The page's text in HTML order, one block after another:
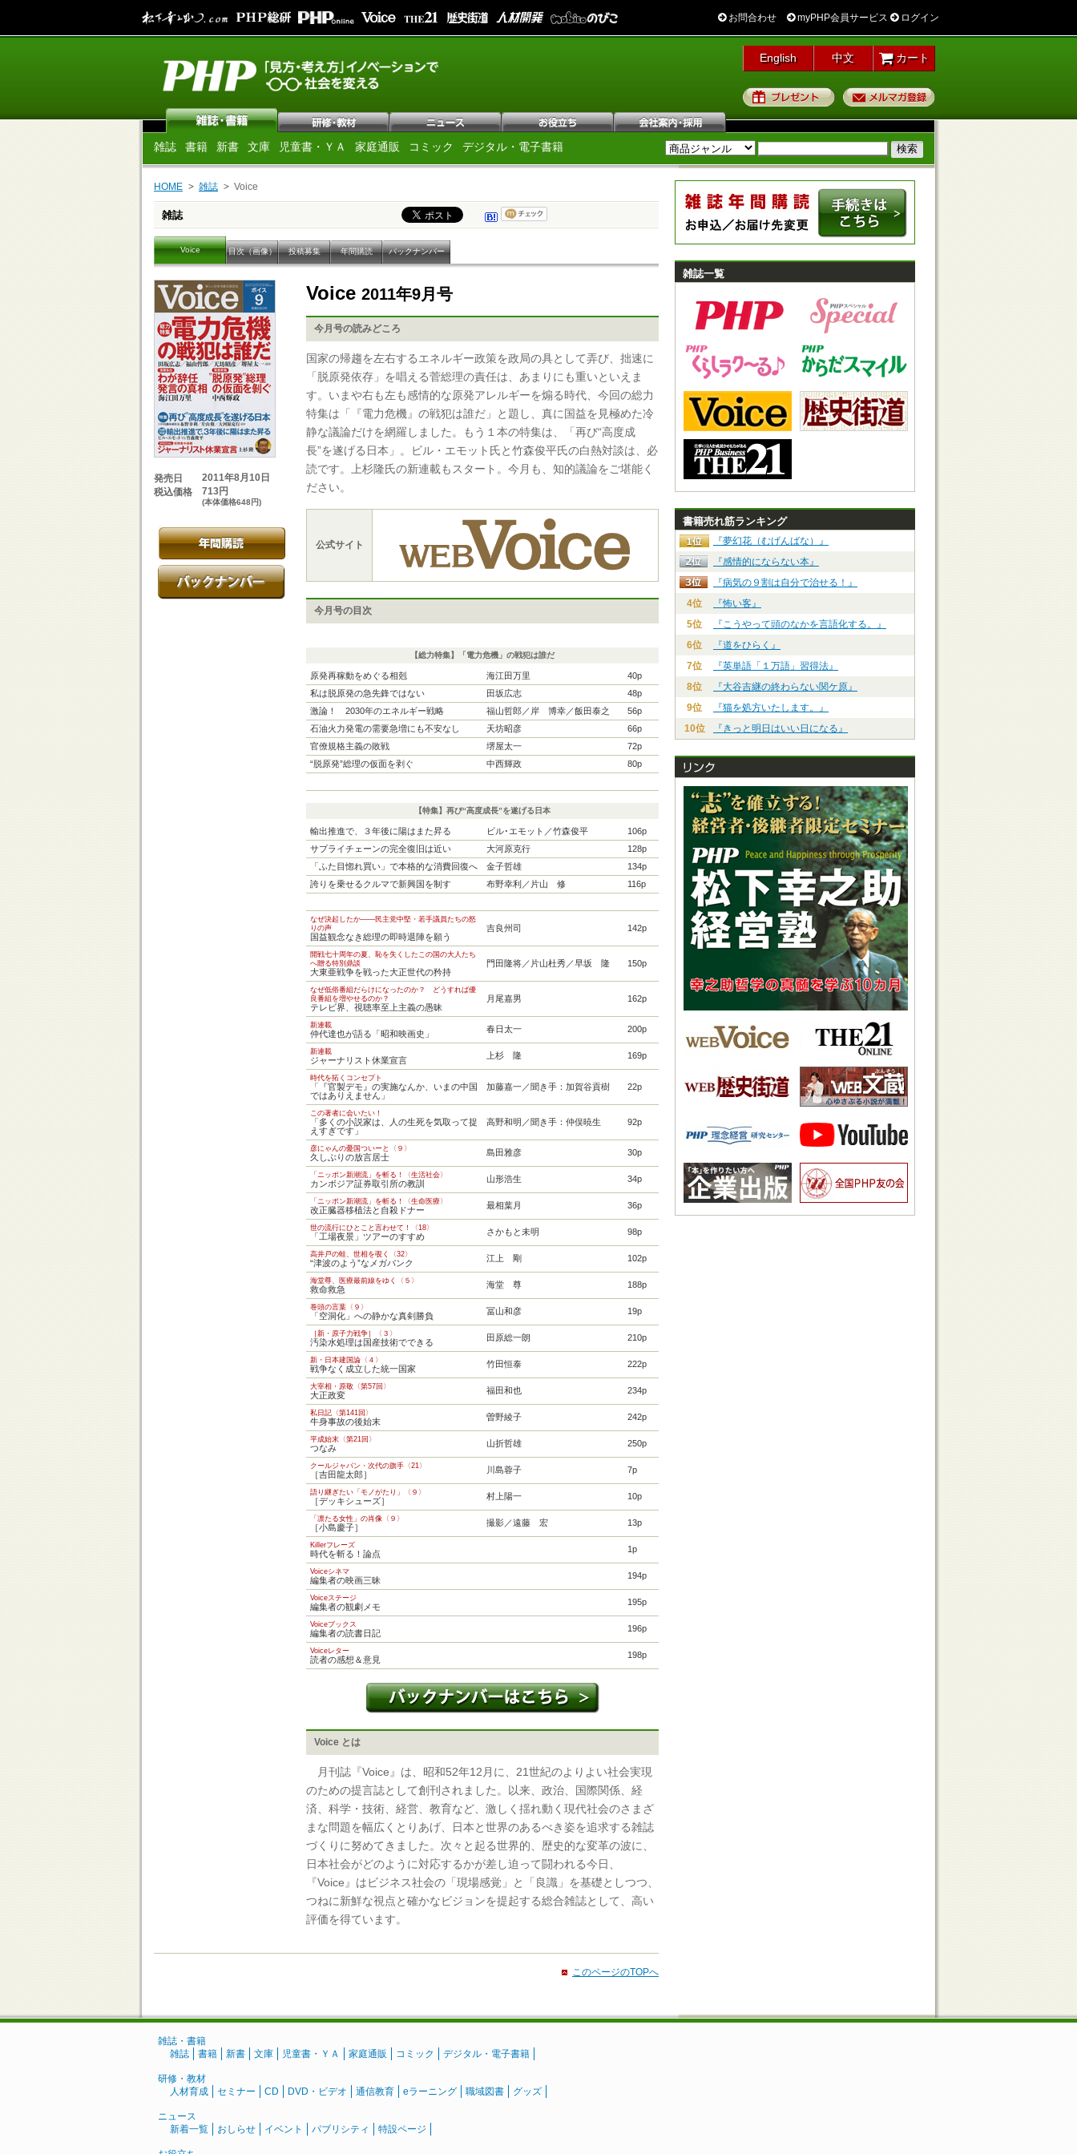
お問合わせ myPHP会員サービス ログイン
English 中文 カート
プレゼント
雑誌 書籍 新書 文庫 児童書・ＹＡ 家庭通販 コミック デジタル・電子書籍
HOME 雑誌 Voice
雑誌
Voice 目次（画像） 投稿募集 年間購読 バックナンバー
発売日
2011年8月10日
税込価格
713円
(本体価格648円)
Voice 2011年9月号
今月号の読みどころ
国家の帰趨を左右するエネルギー政策を政局の具として弄び、拙速に
「脱原発依存」を唱える菅総理の責任は、あまりにも重いといえま
す。いまや右も左も感情的な原発アレルギーを煽る時代、今回の総力
特集は「『電力危機』の戦犯は誰だ」と題し、真に国益を見極めた冷
静な議論だけを網羅しました。もう１本の特集は、「再び“高度成
長”を遂げる日本」。ビル・エモット氏と竹森俊平氏の白熱対談は、必
読です。上杉隆氏の新連載もスタート。今月も、知的議論をご堪能く
ださい。
公式サイト
今月号の目次
【総力特集】「電力危機」の戦犯は誰だ
原発再稼動をめぐる相剋 海江田万里
40p
私は脱原発の急先鋒ではない
田坂広志
48p
激論！ 2030年のエネルギー戦略
福山哲郎／岸 博幸／飯田泰之
56p
石油火力発電の需要急増にも不安なし
天坊昭彦
66p
官僚規格主義の敗戦
堺屋太一
72p
“脱原発”総理の仮面を剥ぐ
中西輝政 80p
【特集】再び“高度成長”を遂げる日本
輸出推進で、３年後に陽はまた昇る ビル･エモット／竹森俊平
106p
サプライチェーンの完全復旧は近い
大河原克行
128p
「ふた目惚れ買い」で本格的な消費回復へ
金子哲雄
134p
誇りを乗せるクルマで新興国を制す
布野幸利／片山 修 116p
なぜ決起したか――民主党中堅・若手議員たちの怒
りの声
国益観念なき総理の即時退陣を願う
吉良州司 142p
開戦七十周年の夏、恥を失くしたこの国の大人たち
へ贈る特別鼎談
大東亜戦争を戦った大正世代の矜持
門田隆将／片山杜秀／早坂 隆 150p
なぜ低俗番組だらけになったのか？ どうすれば優
良番組を増やせるのか？
テレビ界、視聴率至上主義の愚昧
月尾嘉男 162p
新連載
仲代達也が語る「昭和映画史」 春日太一 200p
新連載
ジャーナリスト休業宣言 上杉 隆 169p
時代を拓くコンセプト
「『官製デモ』の実施なんか、いまの中国
ではありえません」
加藤嘉一／聞き手：加賀谷貢樹 22p
この著者に会いたい！
「多くの小説家は、人の生死を気取って捉
えすぎです」
高野和明／聞き手：仲俣暁生 92p
彦にゃんの憂国ついーと〈９〉
久しぶりの放言居士 島田雅彦 30p
「ニッポン新潮流」を斬る！〈生活社会〉
カンボジア証券取引所の教訓 山形浩生 34p
「ニッポン新潮流」を斬る！〈生命医療〉
改正臓器移植法と自殺ドナー 最相葉月 36p
世の流行にひとこと言わせて！〈18〉
「工場夜景」ツアーのすすめ さかもと未明 98p
高井戸の蛙、世相を覗く〈32〉
“津波のよう”なメガバンク 江上 剛 102p
海堂尊、医療最前線をゆく〈５〉
救命救急 海堂 尊 188p
巻頭の言葉〈９〉
「空洞化」への静かな真剣勝負 冨山和彦 19p
［新・原子力戦争］〈３〉
汚染水処理は国産技術でできる 田原総一朗 210p
新・日本建国論〈４〉
戦争なく成立した統一国家 竹田恒泰 222p
大宰相・原敬〈第57回〉
大正政変 福田和也 234p
私日記〈第141回〉
牛身事故の後始末 曽野綾子 242p
平成始末〈第21回〉
つなみ 山折哲雄 250p
クールジャパン・次代の旗手〈21〉
［吉田龍太郎］ 川島蓉子 7p
語り継ぎたい「モノがたり」〈９〉
［デッキシューズ］ 村上陽一 10p
「凛たる女性」の肖像〈９〉
［小島慶子］ 撮影／遠藤 宏 13p
Killerフレーズ
時代を斬る！論点 1p
Voiceシネマ
編集者の映画三昧 194p
Voiceステージ
編集者の観劇メモ 195p
Voiceブックス
編集者の読書日記 196p
Voiceレター
読者の感想＆意見 198p
Voice とは
月刊誌『Voice』は、昭和52年12月に、21世紀のよりよい社会実現
のための提言誌として創刊されました。以来、政治、国際関係、経
済、科学・技術、経営、教育など、激しく揺れ動く現代社会のさまざ
まな問題を幅広くとりあげ、日本と世界のあるべき姿を追求する雑誌
づくりに努めてきました。次々と起る世界的、歴史的な変革の波に、
日本社会がどのように対応するかが差し迫って闘われる今日、
『Voice』はビジネス社会の「現場感覚」と「良識」を基礎としつつ、
つねに新鮮な視点と確かなビジョンを提起する総合雑誌として、高い
評価を得ています。
このページのTOPへ
雑誌一覧
書籍売れ筋ランキング
『夢幻花（むげんばな）』
『感情的にならない本』
『病気の９割は自分で治せる！』
4位
『怖い客』
5位
『こうやって頭のなかを言語化する。』
6位
『道をひらく』
7位
『英単語「１万語」習得法』
8位
『大谷吉継の終わらない関ケ原』
9位
『猫を処方いたします。』
10位
『きっと明日はいい日になる』
雑誌・書籍
雑誌
書籍 新書 文庫 児童書・ＹＡ 家庭通販 コミック デジタル・電子書籍
研修・教材
人材育成
セミナー CD DVD・ビデオ 通信教育 eラーニング 職域図書 グッズ
ニュース
新着一覧
おしらせ イベント パブリシティ 特設ページ